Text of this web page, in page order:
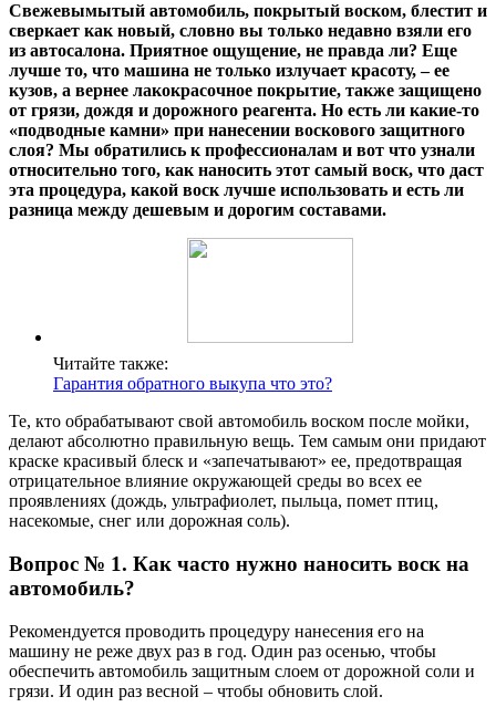
Свежевымытый автомобиль, покрытый воском, блестит и
сверкает как новый, словно вы только недавно взяли его
из автосалона. Приятное ощущение, не правда ли? Еще
лучше то, что машина не только излучает красоту, – ее
кузов, а вернее лакокрасочное покрытие, также защищено
от грязи, дождя и дорожного реагента. Но есть ли какие-то
«подводные камни» при нанесении воскового защитного
слоя? Мы обратились к профессионалам и вот что узнали
относительно того, как наносить этот самый воск, что даст
эта процедура, какой воск лучше использовать и есть ли
разница между дешевым и дорогим составами.
Читайте также:
Гарантия обратного выкупа что это?
Те, кто обрабатывают свой автомобиль воском после мойки,
делают абсолютно правильную вещь. Тем самым они придают
краске красивый блеск и «запечатывают» ее, предотвращая
отрицательное влияние окружающей среды во всех ее
проявлениях (дождь, ультрафиолет, пыльца, помет птиц,
насекомые, снег или дорожная соль).
Вопрос № 1. Как часто нужно наносить воск на
автомобиль?
Рекомендуется проводить процедуру нанесения его на
машину не реже двух раз в год. Один раз осенью, чтобы
обеспечить автомобиль защитным слоем от дорожной соли и
грязи. И один раз весной – чтобы обновить слой.